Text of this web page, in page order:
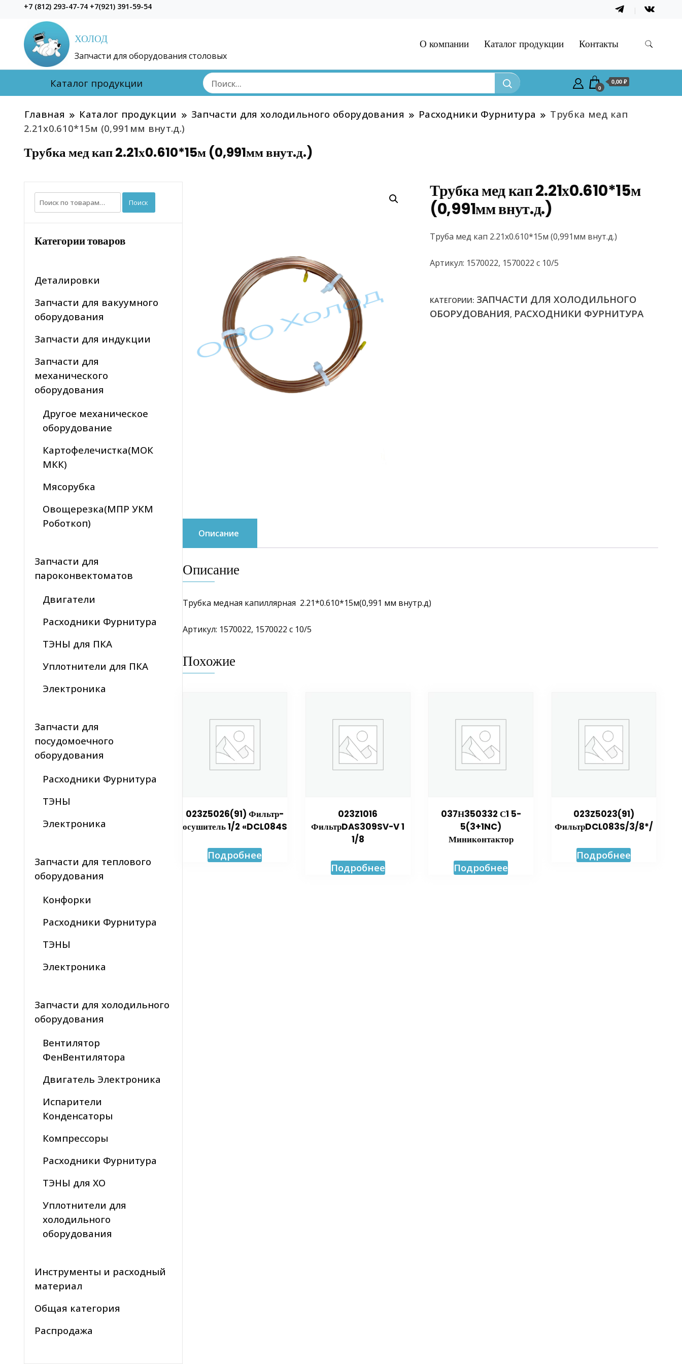
+7 (812) 293-47-74 +7(921) 391-59-54
ХОЛОД
Запчасти для оборудования столовых
О компании Каталог продукции Контакты
Каталог продукции 0
0,00 ₽
Главная Каталог продукции Запчасти для холодильного оборудования Расходники Фурнитура
Трубка мед кап
2.21х0.610*15м (0,991мм внут.д.)
Трубка мед кап 2.21х0.610*15м (0,991мм внут.д.)
Трубка мед кап 2.21х0.610*15м
(0,991мм внут.д.)
Труба мед кап 2.21х0.610*15м (0,991мм внут.д.)
Артикул: 1570022, 1570022 с 10/5
КАТЕГОРИИ: ЗАПЧАСТИ ДЛЯ ХОЛОДИЛЬНОГО
ОБОРУДОВАНИЯ, РАСХОДНИКИ ФУРНИТУРА
Описание
Описание
Трубка медная капиллярная 2.21*0.610*15м(0,991 мм внутр.д)
Артикул: 1570022, 1570022 с 10/5
Похожие
023Z5026(91) Фильтр-
осушитель 1/2 «DCL084S
Подробнее
023Z1016
ФильтрDAS309SV-V 1
1/8
Подробнее
037Н350332 С1 5-
5(3+1NC)
Миниконтактор
Подробнее
023Z5023(91)
ФильтрDCL083S/3/8*/
Подробнее
Искать: Поиск
Категории товаров
Деталировки
Запчасти для вакуумного
оборудования
Запчасти для индукции
Запчасти для
механического
оборудования
Другое механическое
оборудование
Картофелечистка(МОК
МКК)
Мясорубка
Овощерезка(МПР УКМ
Роботкоп)
Запчасти для
пароконвектоматов
Двигатели
Расходники Фурнитура
ТЭНЫ для ПКА
Уплотнители для ПКА
Электроника
Запчасти для
посудомоечного
оборудования
Расходники Фурнитура
ТЭНЫ
Электроника
Запчасти для теплового
оборудования
Конфорки
Расходники Фурнитура
ТЭНЫ
Электроника
Запчасти для холодильного
оборудования
Вентилятор
ФенВентилятора
Двигатель Электроника
Испарители
Конденсаторы
Компрессоры
Расходники Фурнитура
ТЭНЫ для ХО
Уплотнители для
холодильного
оборудования
Инструменты и расходный
материал
Общая категория
Распродажа